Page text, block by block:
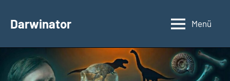
InhaltDarwinator
Evolutionsbiologie
Menü